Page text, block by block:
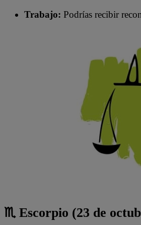
Trabajo: Podrías recibir
♏ Escorpio (23 de